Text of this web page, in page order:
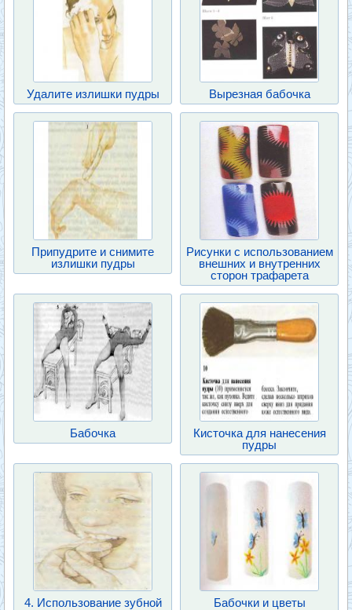
Удалите излишки пудры Вырезная бабочка
Припудрите и снимите
излишки пудры
Рисунки с использованием
внешних и внутренних
сторон трафарета
Бабочка
Кисточка для нанесения
пудры
4. Использование зубной
Бабочки и цветы